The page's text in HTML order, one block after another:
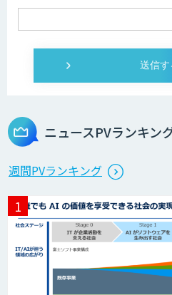
YOMEL
Neural
自然言語処理
ニュースPVランキン
週間PVランキング